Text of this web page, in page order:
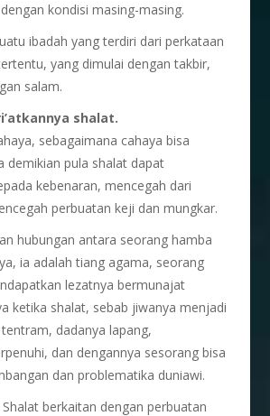
kondisi masing-masing.
ibadah yang terdiri dari perkataan
yang dimulai dengan takbir,
salam.
shalat.
sebagaimana cahaya bisa
demikian pula shalat dapat
kebenaran, mencegah dari
perbuatan keji dan mungkar.
hubungan antara seorang hamba
ia adalah tiang agama, seorang
lezatnya bermunajat
ketika shalat, sebab jiwanya menjadi
dadanya lapang,
dan dengannya sesorang bisa
dan problematika duniawi.
berkaitan dengan perbuatan